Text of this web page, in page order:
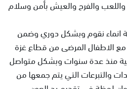
والفرح والعيش بأمن وسلام
انماء نقوم وبشكل دوري وضمن
مع الاطفال المرضى من قطاع غزة
منذ عدة سنوات وبشكل متواصل
والتبرعات التي يتم جمعها من